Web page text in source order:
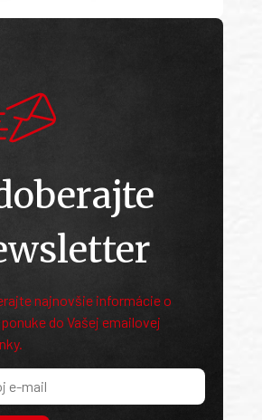
najnovšie informácie o
do Vašej emailovej